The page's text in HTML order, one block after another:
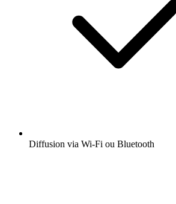
Diffusion via Wi-Fi ou Bluetooth